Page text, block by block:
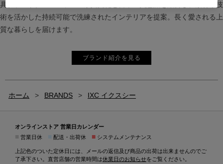
具ブランド。ヨーロッパの家具文化と日本の美意識を融合し、素材や技
術を活かした持続可能で洗練されたインテリアを提案。長く愛される上
質な暮らしを届けます。
ブランド紹介を見る
ホーム > BRANDS > IXC イクスシー
オンラインストア 営業日カレンダー
営業日休 配送・出荷休 ■ システムメンテナンス
上記色のついた定休日には、メールの返信及び商品の出荷は出来ませんのでご
了承下さい。直営店舗の営業時間は休業日のお知らせをご覧ください。